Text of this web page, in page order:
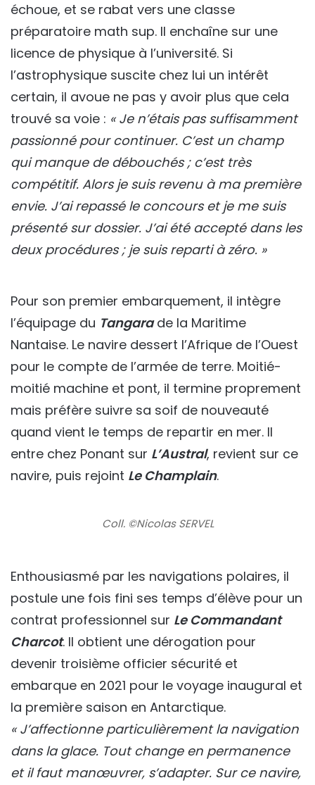
échoue, et se rabat vers une classe
préparatoire math sup. Il enchaîne sur une
licence de physique à l’université. Si
l’astrophysique suscite chez lui un intérêt
certain, il avoue ne pas y avoir plus que cela
trouvé sa voie : « Je n’étais pas suffisamment
passionné pour continuer. C’est un champ
qui manque de débouchés ; c’est très
compétitif. Alors je suis revenu à ma première
envie. J’ai repassé le concours et je me suis
présenté sur dossier. J’ai été accepté dans les
deux procédures ; je suis reparti à zéro. »
Pour son premier embarquement, il intègre
l’équipage du Tangarade la Maritime
Nantaise. Le navire dessert l’Afrique de l’Ouest
pour le compte de l’armée de terre. Moitié-
moitié machine et pont, il termine proprement
mais préfère suivre sa soif de nouveauté
quand vient le temps de repartir en mer. Il
entre chez Ponant sur L’Austral, revient sur ce
navire, puis rejoint Le Champlain.
Coll. ©Nicolas SERVEL
Enthousiasmé par les navigations polaires, il
postule une fois fini ses temps d’élève pour un
contrat professionnel sur Le Commandant
Charcot. Il obtient une dérogation pour
devenir troisième officier sécurité et
embarque en 2021 pour le voyage inaugural et
la première saison en Antarctique.
« J’affectionne particulièrement la navigation
dans la glace. Tout change en permanence
et il faut manœuvrer, s’adapter. Sur ce navire,